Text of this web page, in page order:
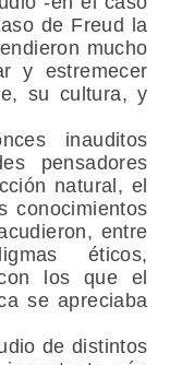
de Freud la
mucho
y estremecer
su cultura, y
inauditos
pensadores
natural, el
conocimientos
entre
éticos,
los que el
se apreciaba
de distintos